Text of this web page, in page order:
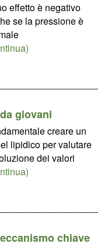
effetto è negativo
se la pressione è
giovani
creare un
lipidico per valutare
dei valori
chiave